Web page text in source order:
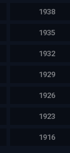
1938
1935
1932
1929
1926
1923
1916